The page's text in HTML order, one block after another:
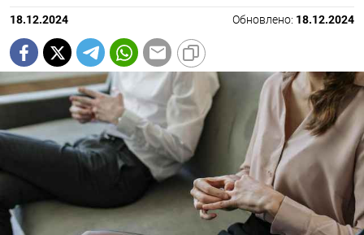
18.12.2024 Обновлено: 18.12.2024